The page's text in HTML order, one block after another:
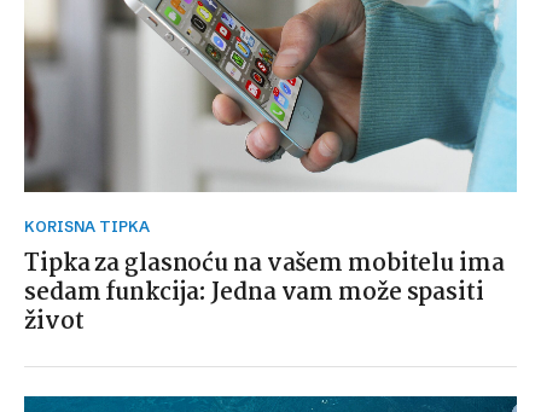
KORISNA TIPKA
Tipka za glasnoću na vašem mobitelu ima
sedam funkcija: Jedna vam može spasiti
život